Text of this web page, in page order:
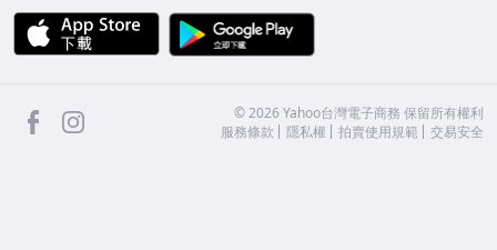
APP Store
facebook ©2026 Yahoo台灣電子商務 保留所有權利
服務條款
隱私權 拍賣使用規範 交易安全